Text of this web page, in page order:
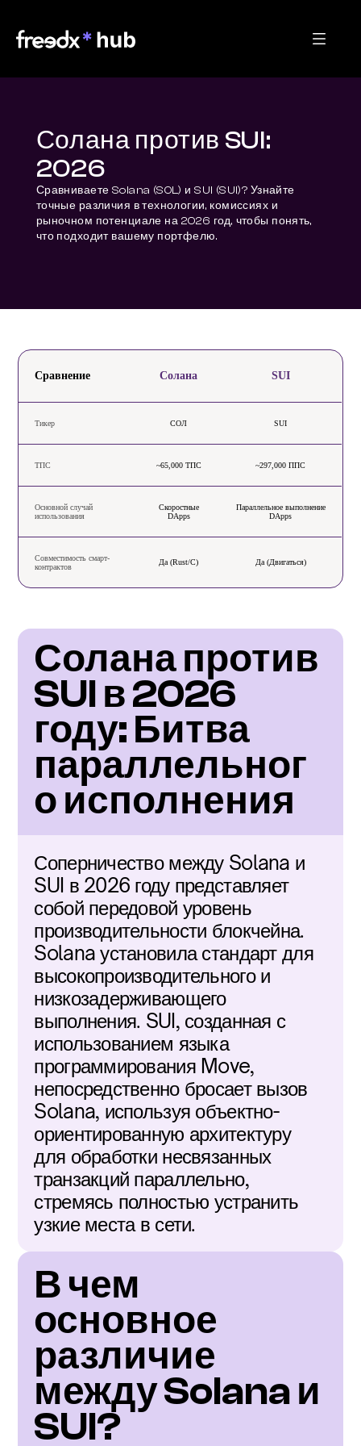
Солана против SUI:
2026
Сравниваете Solana (SOL) и SUI (SUI)? Узнайте
точные различия в технологии, комиссиях и
рыночном потенциале на 2026 год, чтобы понять,
что подходит вашему портфелю.
Сравнение Солана SUI
Тикер СОЛ SUI
ТПС ~65,000 ТПС ~297,000 ППС
Основной случай
использования
Скоростные
DApps
Параллельное выполнение
DApps
Совместимость смарт-
контрактов
Да (Rust/C) Да (Двигаться)
Солана против
SUI в 2026
году: Битва
параллельног
о исполнения
Соперничество между Solana и
SUI в 2026 году представляет
собой передовой уровень
производительности блокчейна.
Solana установила стандарт для
высокопроизводительного и
низкозадерживающего
выполнения. SUI, созданная с
использованием языка
программирования Move,
непосредственно бросает вызов
Solana, используя объектно-
ориентированную архитектуру
для обработки несвязанных
транзакций параллельно,
стремясь полностью устранить
узкие места в сети.
В чем
основное
различие
между Solana и
SUI?